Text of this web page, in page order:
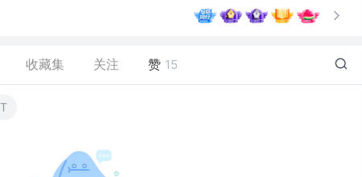
收藏集 关注 赞 15